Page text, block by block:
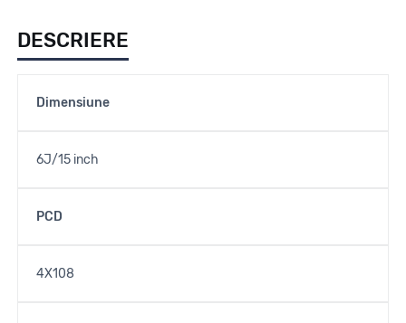
DESCRIERE
Dimensiune
6J/15 inch
PCD
4X108